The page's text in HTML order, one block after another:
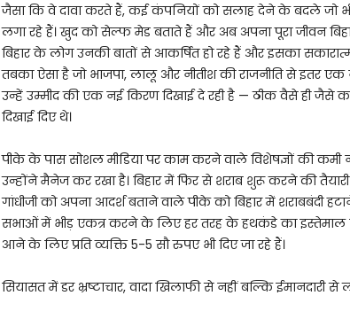
जैसा कि वे दावा करते हैं, कई कंपनियों को सलाह देने के बदले जो भी
लगा रहे हैं। खुद को सेल्फ मेड बताते हैं और अब अपना पूरा जीवन
बिहार के लोग उनकी बातों से आकर्षित हो रहे हैं और इसका
तबका ऐसा है जो भाजपा, लालू और नीतीश की राजनीति से इतर एक
उन्हें उम्मीद की एक नई किरण दिखाई दे रही है — ठीक वैसे ही जैसे
दिखाई दिए थे।
पीके के पास सोशल मीडिया पर काम करने वाले विशेषज्ञों की कमी
उन्होंने मैनेज कर रखा है। बिहार में फिर से शराब शुरू करने की
गांधीजी को अपना आदर्श बताने वाले पीके को बिहार में शराबबंदी
सभाओं में भीड़ एकत्र करने के लिए हर तरह के हथकंडे का इस्तेमाल
आने के लिए प्रति व्यक्ति 5-5 सौ रुपए भी दिए जा रहे हैं।
सियासत में डर भ्रष्टाचार, वादा खिलाफी से नहीं बल्कि ईमानदारी से